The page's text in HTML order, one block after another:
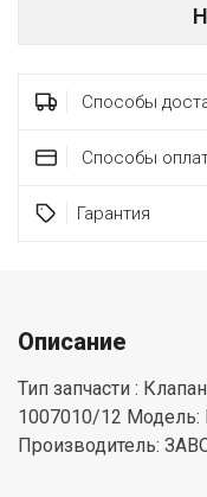
Способы
Способы
Гарантия
Описание
Тип запчасти :
1007010/12 Модель:
Производитель: